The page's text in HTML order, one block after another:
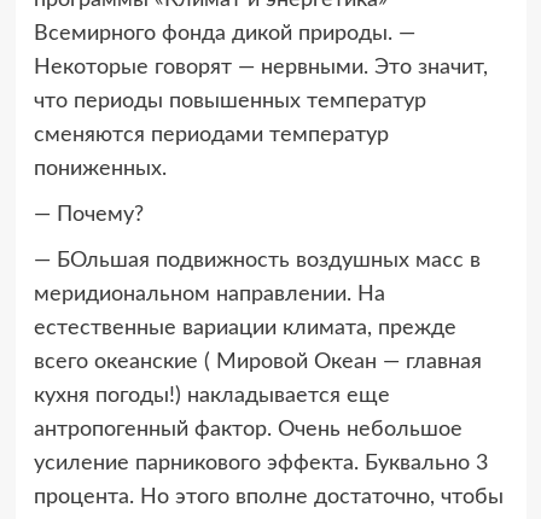
Всемирного фонда дикой природы. —
Некоторые говорят — нервными. Это значит,
что периоды повышенных температур
сменяются периодами температур
пониженных.
— Почему?
— БОльшая подвижность воздушных масс в
меридиональном направлении. На
естественные вариации климата, прежде
всего океанские ( Мировой Океан — главная
кухня погоды!) накладывается еще
антропогенный фактор. Очень небольшое
усиление парникового эффекта. Буквально 3
процента. Но этого вполне достаточно, чтобы